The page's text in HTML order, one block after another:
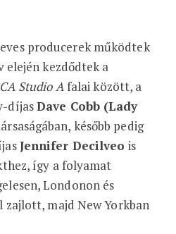
producerek működtek
elején kezdődtek a
Studio Afalai között, a
díjasDave Cobb (Lady
később pedig
Jennifer Decilveo is
így a folyamat
Londonon és
zajlott, majd New Yorkban